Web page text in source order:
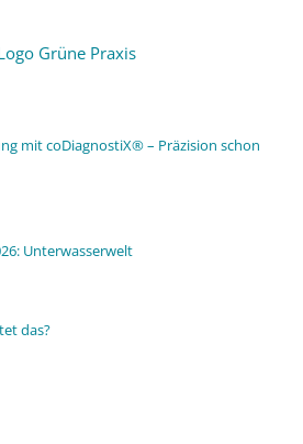
mit coDiagnostiX® – Präzision schon
Unterwasserwelt
das?